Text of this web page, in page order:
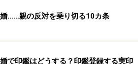
……親の反対を乗り切る10カ条
で印鑑はどうする？印鑑登録する実印